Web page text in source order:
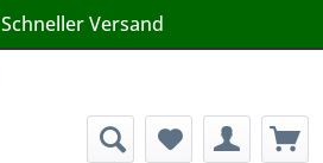
Schneller Versand